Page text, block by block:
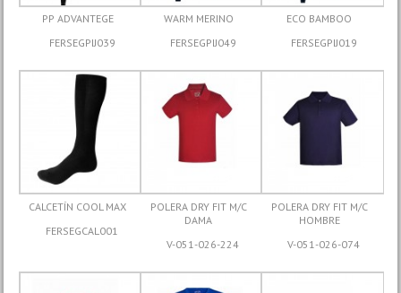
PP ADVANTEGE
FERSEGPIJ039
WARM MERINO
FERSEGPIJ049
ECO BAMBOO
FERSEGPIJ019
CALCETÍN COOL MAX
FERSEGCAL001
POLERA DRY FIT M/C
DAMA
V-051-026-224
POLERA DRY FIT M/C
HOMBRE
V-051-026-074